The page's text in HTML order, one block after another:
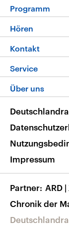
Programm
Programm
Die
Neue
Hören
Podcasts
Kontakt
Service
FAQ
RSS
Über uns
Impressum
Partner ARD |
Chronik der